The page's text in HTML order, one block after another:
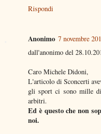
Rispondi
Anonimo 7 novembre
dall'anonimo del
Caro Michele Didoni,
L'articolo di Sconcerti
gli sport ci sono mille
arbitri.
Ed è questo che non
noi.